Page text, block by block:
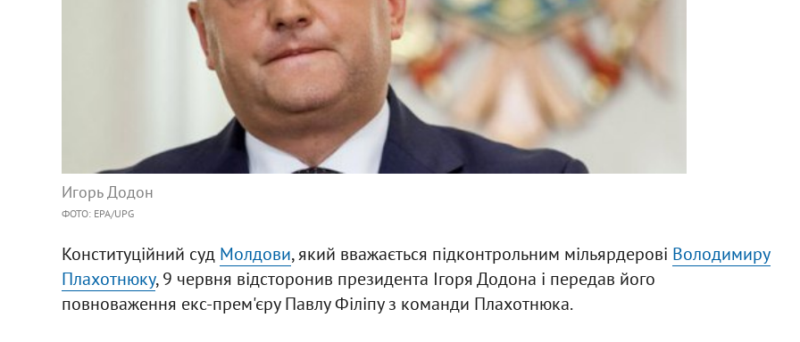
Игорь Додон
ФОТО: EPA/UPG
Конституційний суд Молдови, який вважається підконтрольним мільярдерові Володимиру
Плахотнюку, 9 червня відсторонив президента Ігоря Додона і передав його
повноваження екс-прем'єру Павлу Філіпу з команди Плахотнюка.